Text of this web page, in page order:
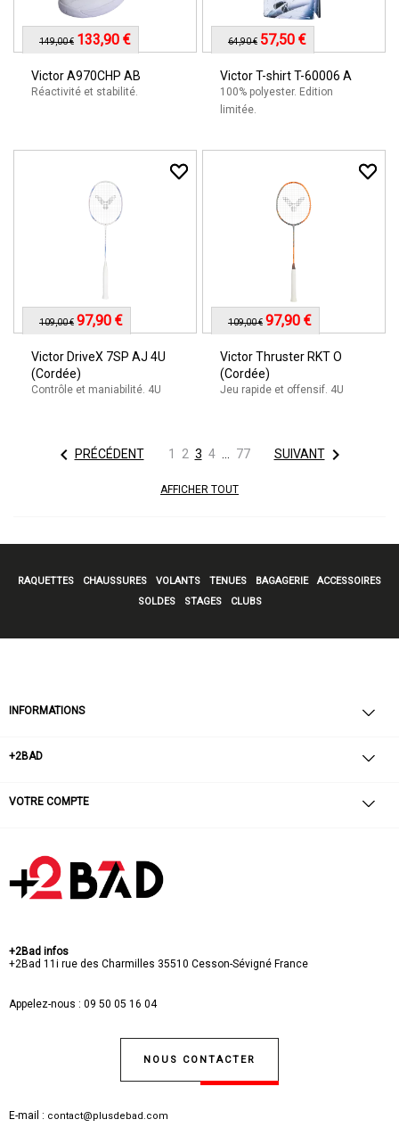
Victor A970CHP AB
Réactivité et stabilité.
149,00 € 133,90 €
Victor T-shirt T-60006 A
100% polyester. Edition
limitée.
64,90 € 57,50 €
Victor DriveX 7SP AJ 4U
(Cordée)
Contrôle et maniabilité. 4U
109,00 € 97,90 €
Victor Thruster RKT O
(Cordée)
Jeu rapide et offensif. 4U
109,00 € 97,90 €
PRÉCÉDENT 1 2 3 4 77 SUIVANT
AFFICHER TOUT
RAQUETTES CHAUSSURES VOLANTS TENUES BAGAGERIE
ACCESSOIRES
SOLDES
STAGES CLUBS
INFORMATIONS
+2BAD
VOTRE COMPTE
+2Bad infos
+2Bad 11i rue des Charmilles 35510 Cesson-Sévigné France
Appelez-nous : 09 50 05 16 04
NOUS CONTACTER
E-mail : contact@plusdebad.com